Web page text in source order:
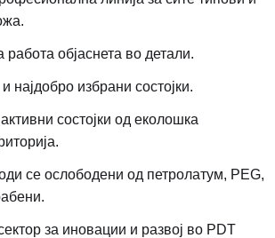
работа објаснета во детали.
најдобро избрани состојки.
состојки од еколошка
се ослободени од петролатум, PEG,
за иновации и развој во PDT